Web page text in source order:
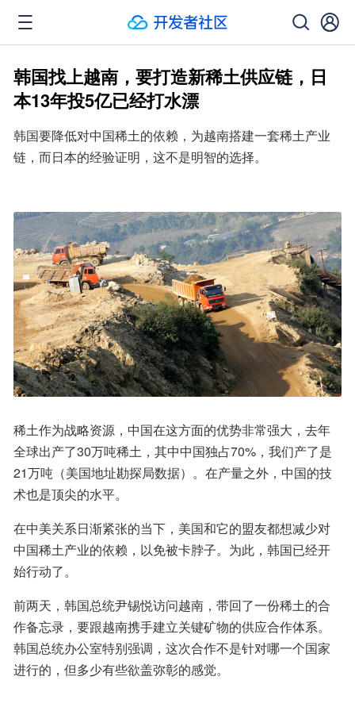
韩国找上越南，要打造新稀土供应链，日
本13年投5亿已经打水漂
韩国要降低对中国稀土的依赖，为越南搭建一套稀土产业
链，而日本的经验证明，这不是明智的选择。
稀土作为战略资源，中国在这方面的优势非常强大，去年
全球出产了30万吨稀土，其中中国独占70%，我们产了是
21万吨（美国地址勘探局数据）。在产量之外，中国的技
术也是顶尖的水平。
在中美关系日渐紧张的当下，美国和它的盟友都想减少对
中国稀土产业的依赖，以免被卡脖子。为此，韩国已经开
始行动了。
前两天，韩国总统尹锡悦访问越南，带回了一份稀土的合
作备忘录，要跟越南携手建立关键矿物的供应合作体系。
韩国总统办公室特别强调，这次合作不是针对哪一个国家
进行的，但多少有些欲盖弥彰的感觉。